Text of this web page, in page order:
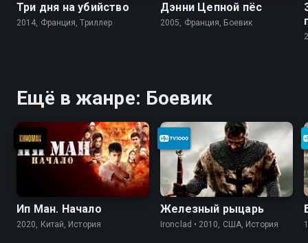
Три дня на убийство
2014, Франция, Триллер
Дэнни Цепной пёс
2005, Франция, Боевик
Ещё в жанре: Боевик
Ип Ман. Начало
2020, Китай, История
Железный рыцарь
Ironclad • 2010, США, История